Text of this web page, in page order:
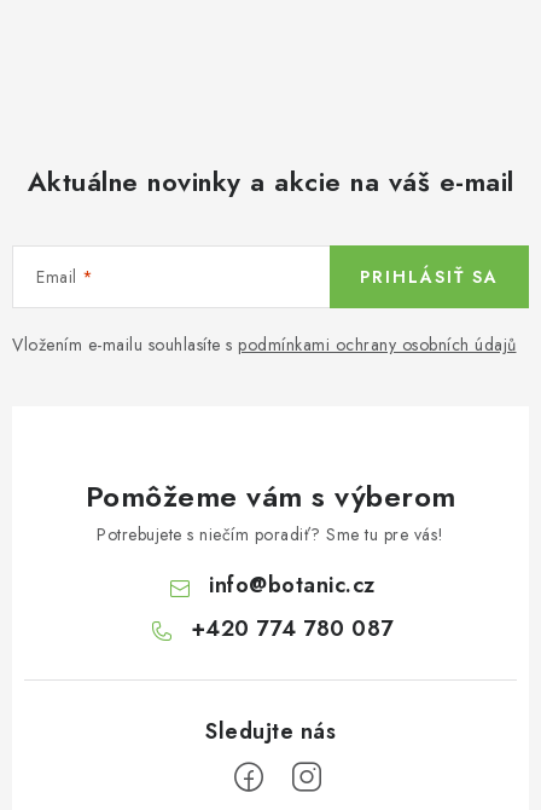
Aktuálne novinky a akcie na váš e-mail
Email
Vložením e-mailu souhlasíte s podmínkami ochrany osobních údajů
PRIHLÁSIŤ SA
Pomôžeme vám s výberom
Potrebujete s niečím poradiť? Sme tu pre vás!
info@botanic.cz
+420 774 780 087